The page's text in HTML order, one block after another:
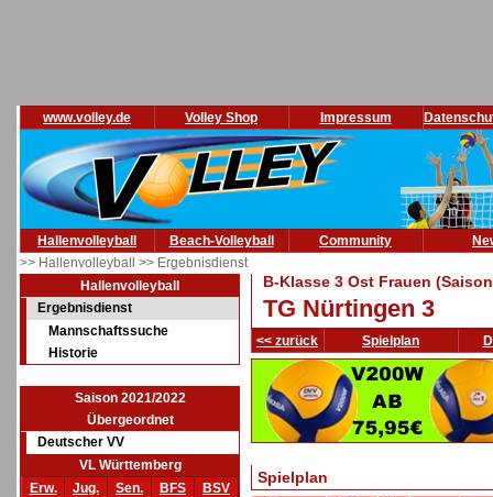
www.volley.de Volley Shop Impressum
Hallenvolleyball Beach-Volleyball Community
>> Hallenvolleyball >> Ergebnisdienst
Hallenvolleyball
Ergebnisdienst
Mannschaftssuche
Historie
Saison 2021/2022
Übergeordnet
Deutscher VV
VL Württemberg
Erw.
Jug. Sen. BFS
BSV
B-Klasse 3 Ost Frauen
TG Nürtingen 3
<< zurück Spielplan
Spielplan